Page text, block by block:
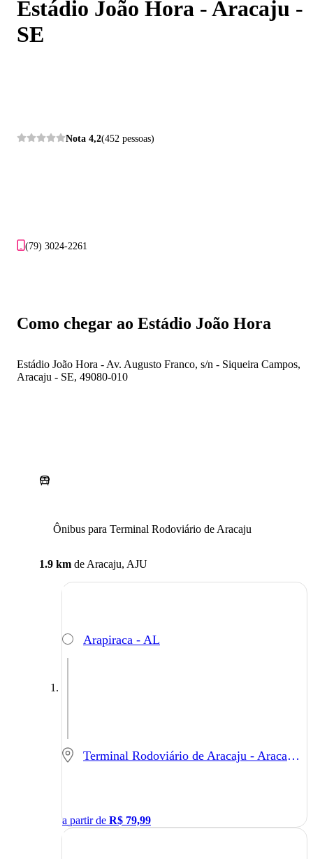
Estádio João Hora - Aracaju -
SE
Nota 4,2(452 pessoas)
(79) 3024-2261
Como chegar ao Estádio João Hora
Estádio João Hora - Av. Augusto Franco, s/n - Siqueira Campos,
Aracaju - SE, 49080-010
Ônibus para Terminal Rodoviário de Aracaju
1.9 km de Aracaju, AJU
Arapiraca - AL
Terminal Rodoviário de Aracaju - Aracaju - SE
a partir de R$ 79,99